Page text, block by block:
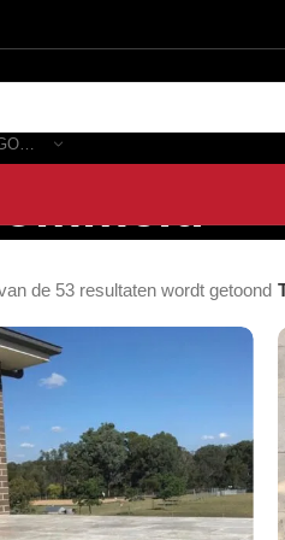
de 53 resultaten wordt getoond